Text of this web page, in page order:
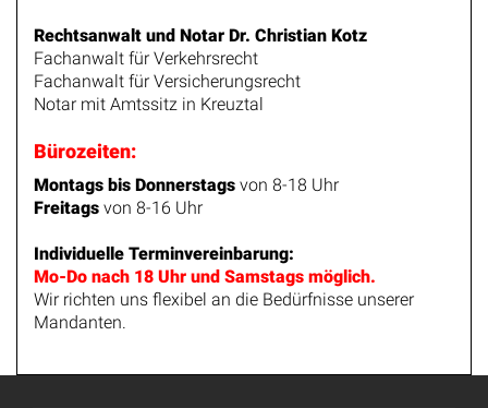
Rechtsanwalt und Notar Dr. Christian Kotz
Fachanwalt für Verkehrsrecht
Fachanwalt für Versicherungsrecht
Notar mit Amtssitz in Kreuztal
Bürozeiten:
Montags bis Donnerstags von 8-18 Uhr
Freitags von 8-16 Uhr
Individuelle Terminvereinbarung:
Mo-Do nach 18 Uhr und Samstags möglich.
Wir richten uns flexibel an die Bedürfnisse unserer
Mandanten.